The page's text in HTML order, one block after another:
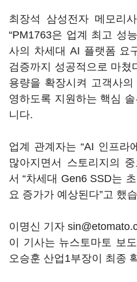
최장석 삼성전자 메모리
“PM1763은 업계 최고 성
사의 차세대 AI 플랫폼 요
검증까지 성공적으로 마쳤
용량을 확장시켜 고객사
영하도록 지원하는 핵심
니다.
업계 관계자는 “AI 인프라
많아지면서 스토리지의
서 “차세대 Gen6 SSD는
요 증가가 예상된다”고 했
이명신 기자
이 기사는 뉴스토마토 보
오승훈 산업1부장이 최종